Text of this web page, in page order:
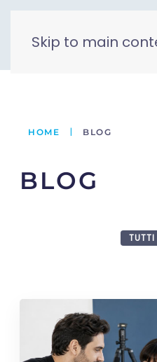
Skip to main
HOME BLOG
BLOG
TUTTI